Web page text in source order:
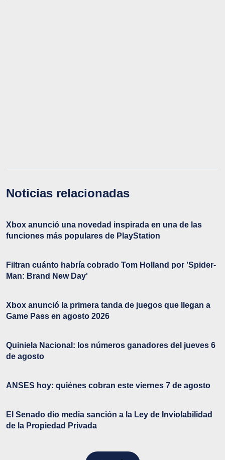
Noticias relacionadas
Xbox anunció una novedad inspirada en una de las
funciones más populares de PlayStation
Filtran cuánto habría cobrado Tom Holland por 'Spider-
Man: Brand New Day'
Xbox anunció la primera tanda de juegos que llegan a
Game Pass en agosto 2026
Quiniela Nacional: los números ganadores del jueves 6
de agosto
ANSES hoy: quiénes cobran este viernes 7 de agosto
El Senado dio media sanción a la Ley de Inviolabilidad
de la Propiedad Privada